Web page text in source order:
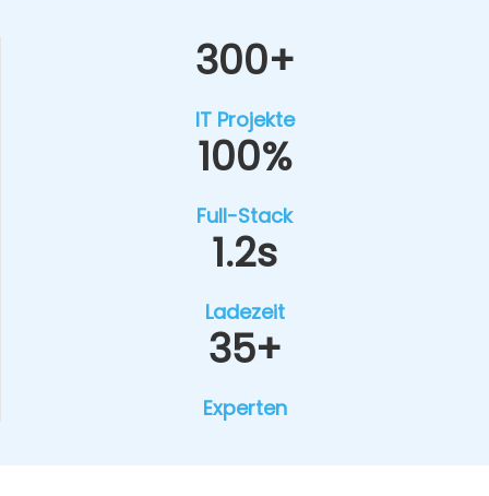
300+
IT Pro­jek­te
100%
Full-Stack
1.2s
Lade­zeit
35+
Exper­ten